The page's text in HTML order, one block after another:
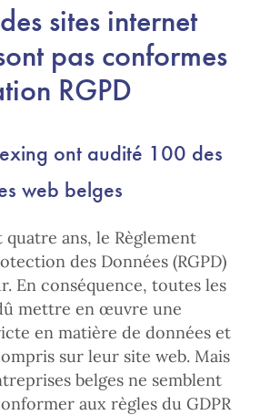
sites internet
pas conformes
RGPD
ont audité 100 des
web belges
ans, le Règlement
des Données (RGPD)
En conséquence, toutes les
mettre en œuvre une
en matière de données et
sur leur site web. Mais
belges ne semblent
aux règles du GDPR